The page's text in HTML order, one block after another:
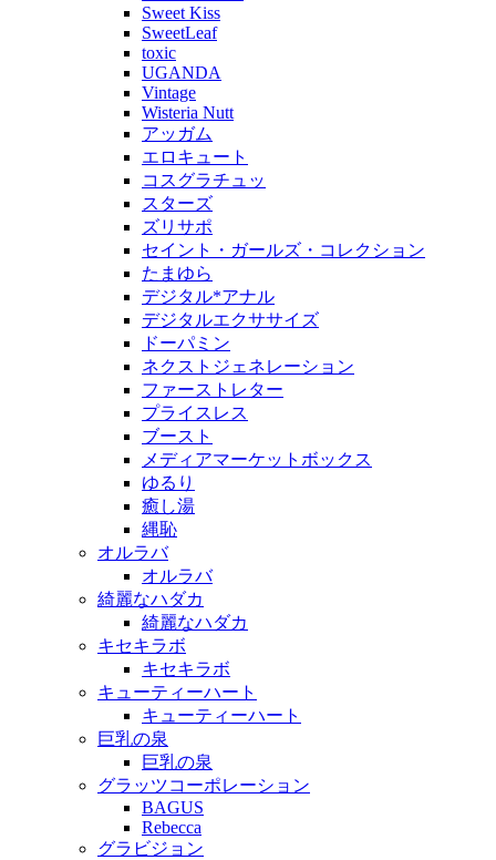
Sweet Kiss
SweetLeaf
toxic
UGANDA
Vintage
Wisteria Nutt
アッガム
エロキュート
コスグラチュッ
スターズ
ズリサポ
セイント・ガールズ・コレクション
たまゆら
デジタル*アナル
デジタルエクササイズ
ドーパミン
ネクストジェネレーション
ファーストレター
プライスレス
ブースト
メディアマーケットボックス
ゆるり
癒し湯
縄恥
オルラバ
オルラバ
綺麗なハダカ
綺麗なハダカ
キセキラボ
キセキラボ
キューティーハート
キューティーハート
巨乳の泉
巨乳の泉
グラッツコーポレーション
BAGUS
Rebecca
グラビジョン